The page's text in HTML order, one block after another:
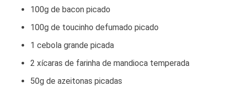
100g de bacon picado
100g de toucinho defumado picado
1 cebola grande picada
2 xícaras de farinha de mandioca temperada
50g de azeitonas picadas